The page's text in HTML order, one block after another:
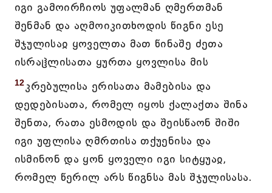
იგი გამოირჩიოს უფალმან ღმერთმან
შენმან და აღმოიკითხოდის წიგნი ესე
შჯულისაჲ ყოველთა მათ წინაშე ძეთა
ისრაჱლისათა ყურთა ყოვლისა მის
12კრებულისა ერისათა მამებისა და
დედებისათა, რომელ იყოს ქალაქთა შინა
შენთა, რათა ესმოდის და შეისწაონ შიში
იგი უფლისა ღმრთისა თქუენისა და
ისმინონ და ყონ ყოველი იგი სიტყუაჲ,
რომელ წერილ არს წიგნსა მას შჯულისასა.